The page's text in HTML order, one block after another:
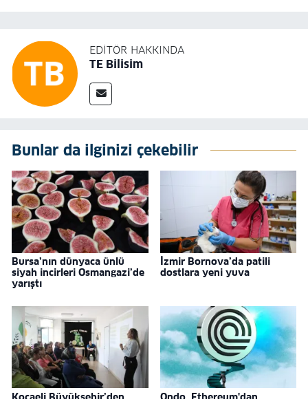
EDITÖR HAKKINDA
TE Bilisim
Bunlar da ilginizi çekebilir
Bursa’nın dünyaca ünlü
siyah incirleri Osmangazi’de
yarıştı
İzmir Bornova’da patili
dostlara yeni yuva